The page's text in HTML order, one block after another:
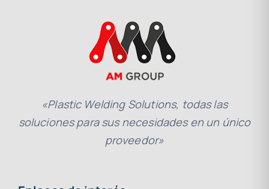
«Plastic Welding Solutions, todas las
soluciones para sus necesidades en un único
proveedor»